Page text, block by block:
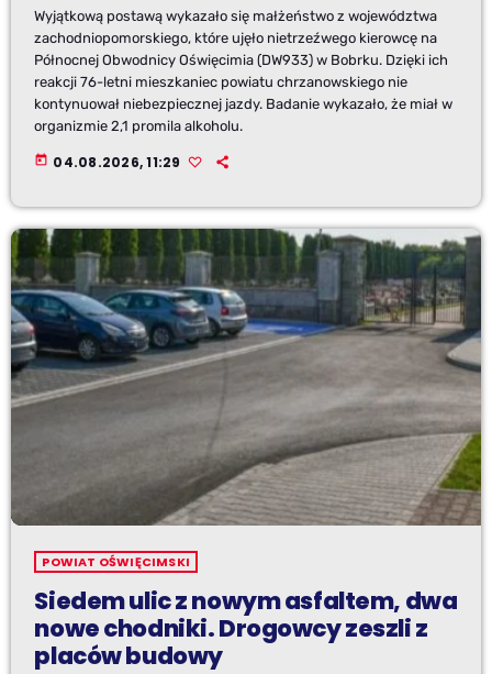
Wyjątkową postawą wykazało się małżeństwo z województwa
zachodniopomorskiego, które ujęło nietrzeźwego kierowcę na
Północnej Obwodnicy Oświęcimia (DW933) w Bobrku. Dzięki ich
reakcji 76-letni mieszkaniec powiatu chrzanowskiego nie
kontynuował niebezpiecznej jazdy. Badanie wykazało, że miał w
organizmie 2,1 promila alkoholu.
today 04.08.2026, 11:29
POWIAT OŚWIĘCIMSKI
Siedem ulic z nowym asfaltem, dwa
nowe chodniki. Drogowcy zeszli z
placów budowy